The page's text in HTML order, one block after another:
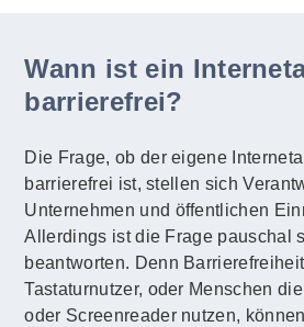
Wann ist ein
barrierefrei?
Die Frage, ob der eigene
barrierefrei ist, stellen sich
Unternehmen und öffentlichen
Allerdings ist die Frage pauschal
beantworten. Denn
Tastaturnutzer, oder Menschen
oder Screenreader nutzen,